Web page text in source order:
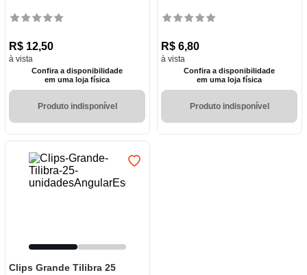
R$ 12,50
à vista
Confira a disponibilidade
em uma loja física
Produto indisponível
R$ 6,80
à vista
Confira a disponibilidade
em uma loja física
Produto indisponível
Clips Grande Tilibra 25